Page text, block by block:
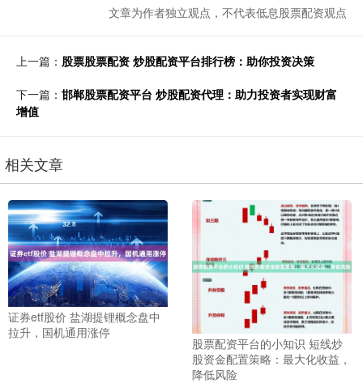
文章为作者独立观点，不代表低息股票配资观点
上一篇： 股票股票配资 炒股配资平台排行榜：助你投资决策
下一篇： 邯郸股票配资平台 炒股配资代理：助力投资者实现财富
增值
相关文章
证券etf股价 盐湖提锂概念盘中
拉升，国机通用涨停
股票配资平台的小知识 短线炒
股资金配置策略：最大化收益，
降低风险